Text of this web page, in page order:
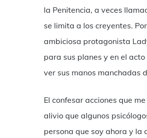
la Penitencia, a veces
se limita a los creyentes.
ambiciosa protagonista
para sus planes y en el
ver sus manos manchadas
El confesar acciones que
alivio que algunos
persona que soy ahora y la